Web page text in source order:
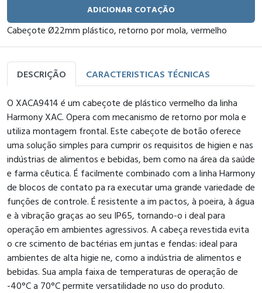
ADICIONAR COTAÇÃO
Cabeçote Ø22mm plástico, retorno por mola, vermelho
DESCRIÇÃO CARACTERISTICAS TÉCNICAS
O XACA9414 é um cabeçote de plástico vermelho da linha
Harmony XAC. Opera com mecanismo de retorno por mola e
utiliza montagem frontal. Este cabeçote de botão oferece
uma solução simples para cumprir os requisitos de higien e nas
indústrias de alimentos e bebidas, bem como na área da saúde
e farma cêutica. É facilmente combinado com a linha Harmony
de blocos de contato pa ra executar uma grande variedade de
funções de controle. É resistente a im pactos, à poeira, à água
e à vibração graças ao seu IP65, tornando-o i deal para
operação em ambientes agressivos. A cabeça revestida evita
o cre scimento de bactérias em juntas e fendas: ideal para
ambientes de alta higie ne, como a indústria de alimentos e
bebidas. Sua ampla faixa de temperaturas de operação de
-40°C a 70°C permite versatilidade no uso do produto.